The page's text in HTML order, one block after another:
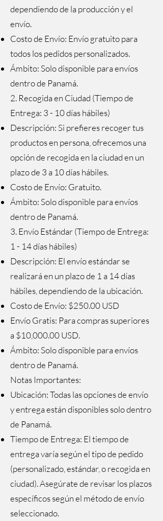
dependiendo de la producción y el
envío.
Costo de Envío: Envío gratuito para
todos los pedidos personalizados.
Ámbito: Solo disponible para envíos
dentro de Panamá.
2. Recogida en Ciudad (Tiempo de
Entrega: 3 - 10 días hábiles)
Descripción: Si prefieres recoger tus
productos en persona, ofrecemos una
opción de recogida en la ciudad en un
plazo de 3 a 10 días hábiles.
Costo de Envío: Gratuito.
Ámbito: Solo disponible para envíos
dentro de Panamá.
3. Envío Estándar (Tiempo de Entrega:
1 - 14 días hábiles)
Descripción: El envío estándar se
realizará en un plazo de 1 a 14 días
hábiles, dependiendo de la ubicación.
Costo de Envío: $250.00 USD
Envío Gratis: Para compras superiores
a $10,000.00 USD.
Ámbito: Solo disponible para envíos
dentro de Panamá.
Notas Importantes:
Ubicación: Todas las opciones de envío
y entrega están disponibles solo dentro
de Panamá.
Tiempo de Entrega: El tiempo de
entrega varía según el tipo de pedido
(personalizado, estándar, o recogida en
ciudad). Asegúrate de revisar los plazos
específicos según el método de envío
seleccionado.